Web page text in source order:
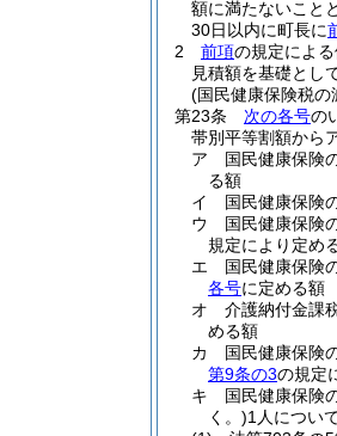
額に満たないこと
30日以内に町長に
2
前項の規定によ
見積額を基礎として
(国民健康保険税の
第23条
次の各号の
帯別平等割額から
ア 国民健康保険
る額
イ 国民健康保険
ウ 国民健康保険
規定により定め
エ 国民健康保険
各号に定める額
オ 介護納付金課
める額
カ 国民健康保険
第9条の3の規定
キ 国民健康保険
く。)1人につい